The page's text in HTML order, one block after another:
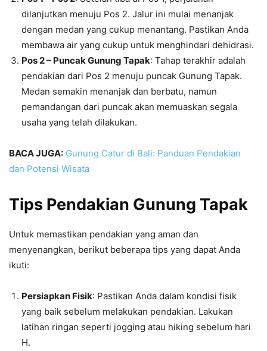
dilanjutkan menuju Pos 2. Jalur ini mulai menanjak
dengan medan yang cukup menantang. Pastikan Anda
membawa air yang cukup untuk menghindari dehidrasi.
Pos 2 – Puncak Gunung Tapak: Tahap terakhir adalah
pendakian dari Pos 2 menuju puncak Gunung Tapak.
Medan semakin menanjak dan berbatu, namun
pemandangan dari puncak akan memuaskan segala
usaha yang telah dilakukan.
BACA JUGA: Gunung Catur di Bali: Panduan Pendakian
dan Potensi Wisata
Tips Pendakian Gunung Tapak
Untuk memastikan pendakian yang aman dan
menyenangkan, berikut beberapa tips yang dapat Anda
ikuti:
Persiapkan Fisik: Pastikan Anda dalam kondisi fisik
yang baik sebelum melakukan pendakian. Lakukan
latihan ringan seperti jogging atau hiking sebelum hari
H.